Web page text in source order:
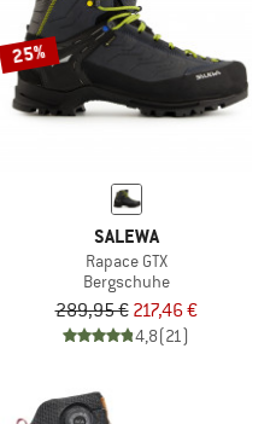
25%
SALEWA
Rapace GTX
Bergschuhe
289,95 € 217,46 €
4,8(21)